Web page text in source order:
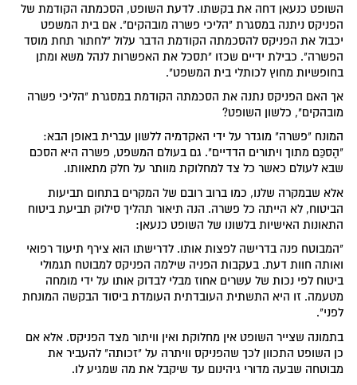
השופט כנעאן דחה את בקשתו. לדעת השופט, הסכמתה הקודמת של
הפניקס ניתנה במסגרת "הליכי פשרה מובהקים". אם בית המשפט
יכבול את הפניקס להסכמתה הקודמת הדבר עלול "לחתור תחת מוסד
הפשרה". כבילת ידיים שכזו "תסכל את האפשרות לנהל משא ומתן
בחופשיות מחוץ לכותלי בית המשפט".
אך האם הפניקס נתנה את הסכמתה הקודמת במסגרת "הליכי פשרה
מובהקים", כלשון השופט?
המונח "פשרה" מוגדר על ידי האקדמיה ללשון עברית באופן הבא:
"הֶסכֵּם מתוך ויתורים הדדיים". גם בעולם המשפט, פשרה היא הסכם
שבא לעולם כאשר כל צד למחלוקת מוותר על חלק מתאוותו.
אלא שבמקרה שלנו, כמו ברוב רובם של המקרים בתחום תביעות
הביטוח, לא הייתה כל פשרה. הנה תיאור תהליך סילוק תביעת ביטוח
התאונות האישיות בלשונו של השופט כנעאן:
"המבוטח פנה בדרישה לפצות אותו. לדרישתו הוא צירף תיעוד רפואי
ואותה חוות דעת. בעקבות הפניה שילמה הפניקס למבוטח תגמולי
ביטוח לפי נכות של עשרים אחוז מבלי לבדוק אותו על ידי מומחה
מטעמה. זו היא התשתית העובדתית העומדת ביסוד הבקשה המונחת
לפני".
בתמונה שצייר השופט אין מחלוקת ואין וויתור מצד הפניקס. אלא אם
כן השופט התכוון לכך שהפניקס וויתרה על "זכותה" להעביר את
מבוטחה שבעה מדורי גיהינום עד שיקבל את מה שמגיע לו.